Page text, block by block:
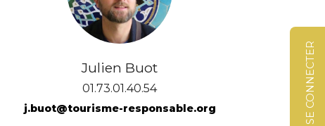
SE CONNECTER
Julien Buot
01.73.01.40.54
j.buot@tourisme-responsable.org